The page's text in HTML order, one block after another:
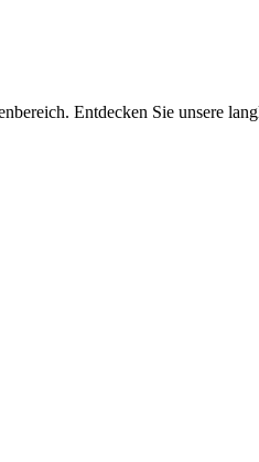
Entdecken Sie unsere